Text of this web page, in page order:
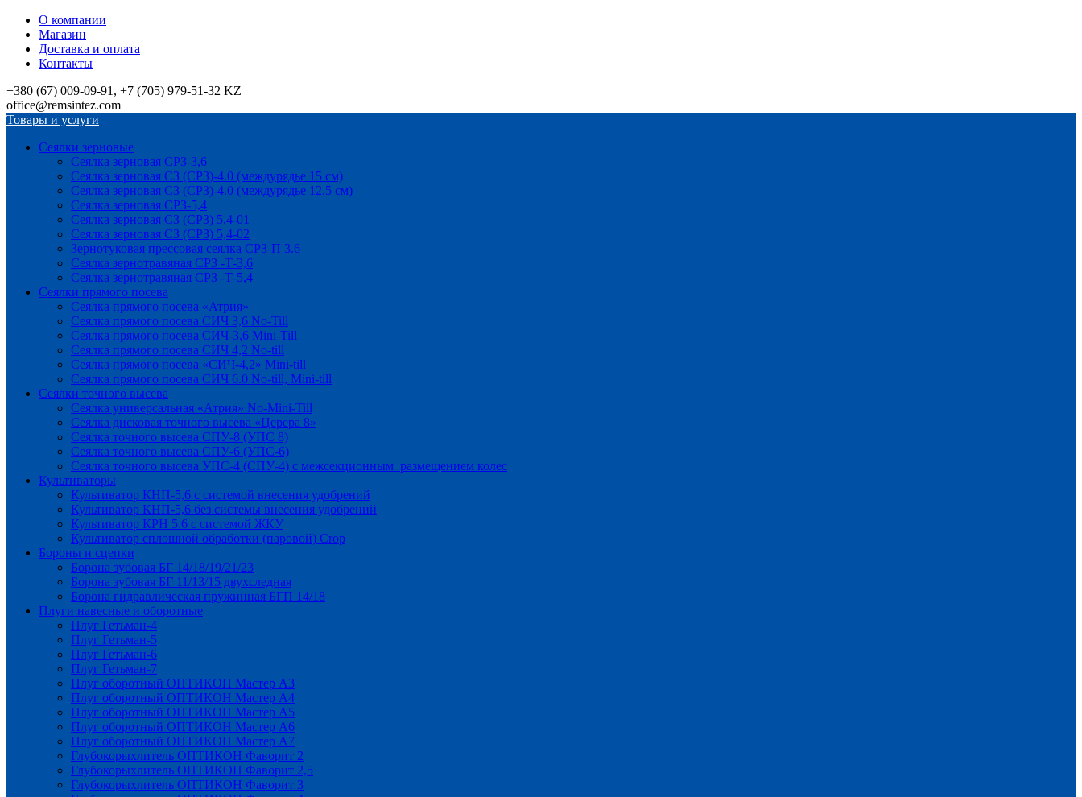
О компании
Магазин
Доставка и оплата
Контакты
+380 (67) 009-09-91, +7 (705) 979-51-32 KZ
office@remsintez.com
Товары и услуги
Сеялки зерновые
Сеялка зерновая СРЗ-3,6
Сеялка зерновая СЗ (СРЗ)-4.0 (междурядье 15 см)
Сеялка зерновая СЗ (СРЗ)-4.0 (междурядье 12,5 см)
Сеялка зерновая СРЗ-5,4
Сеялка зерновая СЗ (СРЗ) 5,4-01
Сеялка зерновая СЗ (СРЗ) 5,4-02
Зернотуковая прессовая сеялка СРЗ-П 3.6
Сеялка зернотравяная СРЗ -Т-3,6
Сеялка зернотравяная СРЗ -Т-5,4
Сеялки прямого посева
Сеялка прямого посева «Атрия»
Сеялка прямого посева СИЧ 3,6 No-Till
Сеялка прямого посева СИЧ-3,6 Mini-Till
Сеялка прямого посева СИЧ 4,2 No-till
Сеялка прямого посева «СИЧ-4,2» Mini-till
Сеялка прямого посева СИЧ 6.0 No-till, Mini-till
Сеялки точного высева
Сеялка универсальная «Атрия» No-Mini-Till
Сеялка дисковая точного высева «Церера 8»
Сеялка точного высева СПУ-8 (УПС 8)
Сеялка точного высева СПУ-6 (УПС-6)
Сеялка точного высева УПС-4 (СПУ-4) с межсекционным размещением колес
Культиваторы
Культиватор КНП-5,6 с системой внесения удобрений
Культиватор КНП-5,6 без системы внесения удобрений
Культиватор КРН 5.6 с системой ЖКУ
Культиватор сплошной обработки (паровой) Crop
Бороны и сцепки
Борона зубовая БГ 14/18/19/21/23
Борона зубовая БГ 11/13/15 двухследная
Борона гидравлическая пружинная БГП 14/18
Плуги навесные и оборотные
Плуг Гетьман-4
Плуг Гетьман-5
Плуг Гетьман-6
Плуг Гетьман-7
Плуг оборотный ОПТИКОН Мастер А3
Плуг оборотный ОПТИКОН Мастер А4
Плуг оборотный ОПТИКОН Мастер А5
Плуг оборотный ОПТИКОН Мастер А6
Плуг оборотный ОПТИКОН Мастер А7
Глубокорыхлитель ОПТИКОН Фаворит 2
Глубокорыхлитель ОПТИКОН Фаворит 2,5
Глубокорыхлитель ОПТИКОН Фаворит 3